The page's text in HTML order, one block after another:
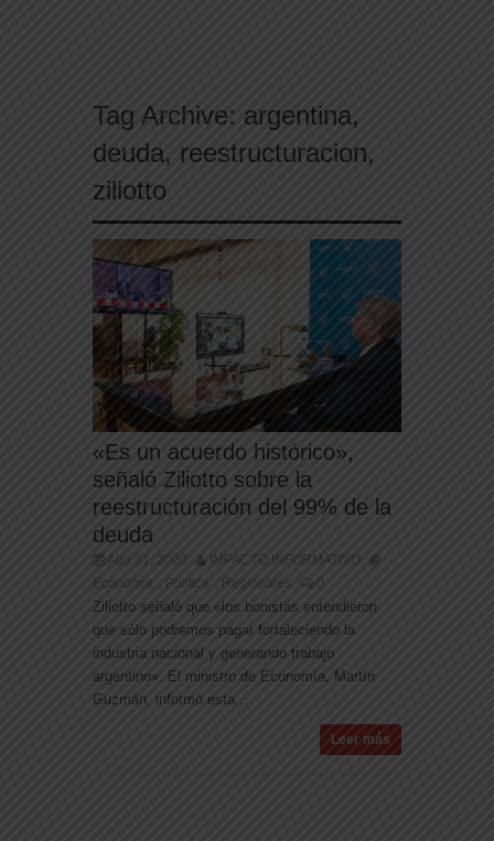
Tag Archive: argentina,
deuda, reestructuracion,
ziliotto
«Es un acuerdo histórico»,
señaló Ziliotto sobre la
reestructuración del 99% de la
deuda
Ago 31, 2020
IMPACTO INFORMATIVO
Economia
Politica Regionales 0
Ziliotto señaló que «los bonistas entendieron
que sólo podremos pagar fortaleciendo la
industria nacional y generando trabajo
argentino». El ministro de Economía, Martín
Guzmán, informó esta...
Leer más